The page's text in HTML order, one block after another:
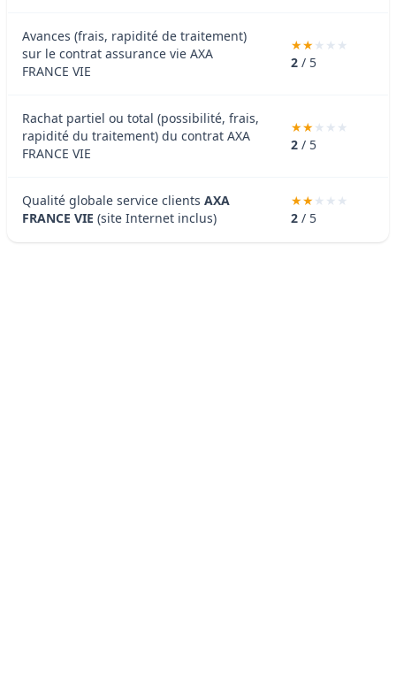
Avances (frais, rapidité de traitement)
sur le contrat assurance vie AXA
FRANCE VIE
2 / 5
Rachat partiel ou total (possibilité, frais,
rapidité du traitement) du contrat AXA
FRANCE VIE
2 / 5
Qualité globale service clients AXA
FRANCE VIE (site Internet inclus) 2 / 5